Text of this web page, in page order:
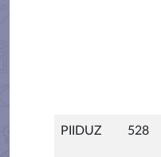
PIIDUZ 528